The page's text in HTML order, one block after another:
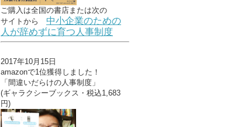
ご購入は全国の書店または次の
サイトから 中小企業のための
人が辞めずに育つ人事制度
2017年10月15日
amazonで1位獲得しました！
「間違いだらけの人事制度」
(ギャラクシーブックス・税込1,683
円)